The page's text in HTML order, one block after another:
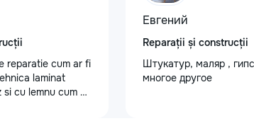
reparatie cum ar fi
laminat
cu lemnu cum ar
Евгений
Reparații și construcții
Штукатур, маляр ,
многое другое